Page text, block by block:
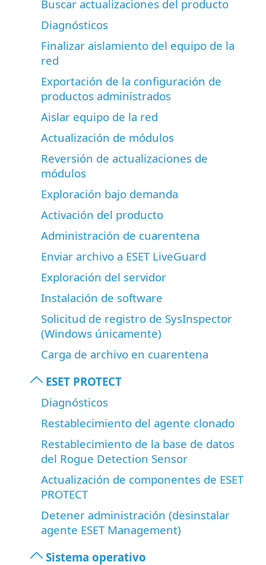
Buscar actualizaciones del producto
Diagnósticos
Finalizar aislamiento del equipo de la
red
Exportación de la configuración de
productos administrados
Aislar equipo de la red
Actualización de módulos
Reversión de actualizaciones de
módulos
Exploración bajo demanda
Activación del producto
Administración de cuarentena
Enviar archivo a ESET LiveGuard
Exploración del servidor
Instalación de software
Solicitud de registro de SysInspector
(Windows únicamente)
Carga de archivo en cuarentena
ESET PROTECT
Diagnósticos
Restablecimiento del agente clonado
Restablecimiento de la base de datos
del Rogue Detection Sensor
Actualización de componentes de ESET
PROTECT
Detener administración (desinstalar
agente ESET Management)
Sistema operativo